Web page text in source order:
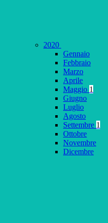
2020
Gennaio
Febbraio
Marzo
Aprile
Maggio 1
Giugno
Luglio
Agosto
Settembre 1
Ottobre
Novembre
Dicembre